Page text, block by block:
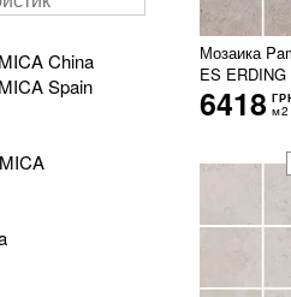
Мозаика
ES
6418 м2
China
Spain